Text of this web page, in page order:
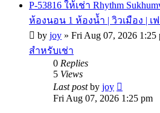
P-53816 ให้เช่า Rhythm
ห้องนอน 1 ห้องน้ำ | วิวเมือง | เ
by joy » Fri Aug 07, 2026 1:25
สำหรับเช่า
0 Replies
5 Views
Last postby joy
Fri Aug 07, 2026 1:25 pm